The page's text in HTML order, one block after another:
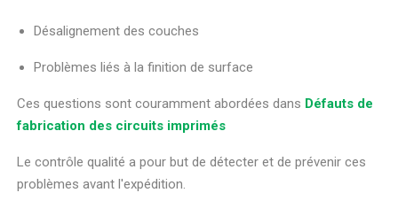
Désalignement des couches
Problèmes liés à la finition de surface
Ces questions sont couramment abordées dans Défauts de
fabrication des circuits imprimés
Le contrôle qualité a pour but de détecter et de prévenir ces
problèmes avant l'expédition.